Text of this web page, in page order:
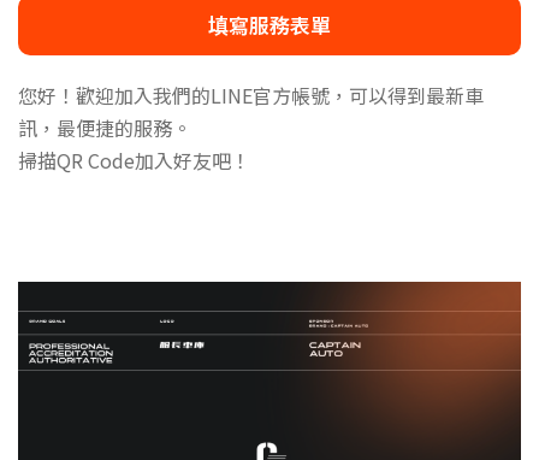
填寫服務表單
您好！歡迎加入我們的LINE官方帳號，可以得到最新車
訊，最便捷的服務。
掃描QR Code加入好友吧！